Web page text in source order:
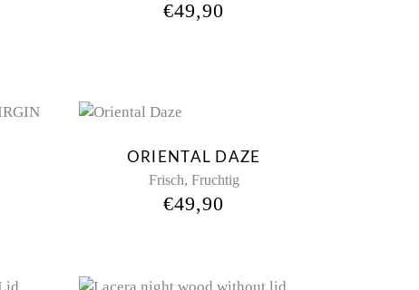
€49,90
ORIENTAL DAZE
Frisch, Fruchtig
€49,90